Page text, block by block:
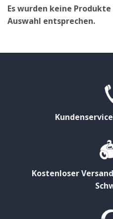
Es wurden keine
Auswahl entsprechen.
Kostenloser